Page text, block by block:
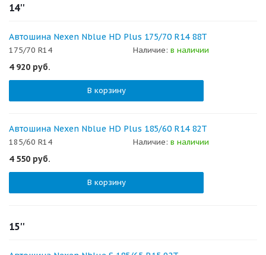
14''
Автошина Nexen Nblue HD Plus 175/70 R14 88T
175/70 R14 Наличие: в наличии
4 920 руб.
В корзину
Автошина Nexen Nblue HD Plus 185/60 R14 82T
185/60 R14 Наличие: в наличии
4 550 руб.
В корзину
15''